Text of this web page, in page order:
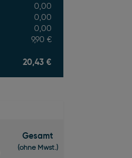
0,00
0,00
0,00
9,90 €
20,43 €
Gesamt
(ohne Mwst.)